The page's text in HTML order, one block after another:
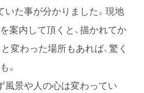
いた事が分かりました。現地
案内して頂くと、描かれてか
変わった場所もあれば、驚く
。
風景や人の心は変わってい